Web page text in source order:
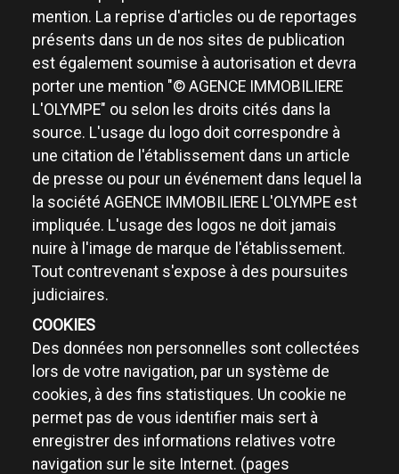
mention. La reprise d'articles ou de reportages
présents dans un de nos sites de publication
est également soumise à autorisation et devra
porter une mention "© AGENCE IMMOBILIERE
L'OLYMPE" ou selon les droits cités dans la
source. L'usage du logo doit correspondre à
une citation de l'établissement dans un article
de presse ou pour un événement dans lequel la
la société AGENCE IMMOBILIERE L'OLYMPE est
impliquée. L'usage des logos ne doit jamais
nuire à l'image de marque de l'établissement.
Tout contrevenant s'expose à des poursuites
judiciaires.
COOKIES
Des données non personnelles sont collectées
lors de votre navigation, par un système de
cookies, à des fins statistiques. Un cookie ne
permet pas de vous identifier mais sert à
enregistrer des informations relatives votre
navigation sur le site Internet. (pages